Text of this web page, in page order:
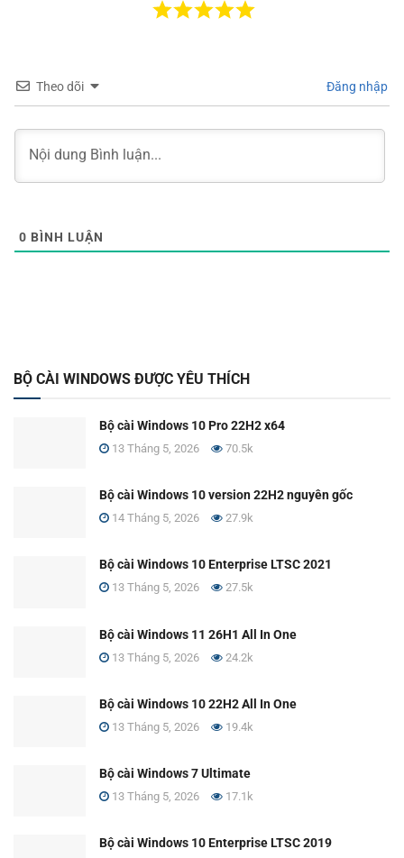
Theo dõi Đăng nhập
0 BÌNH LUẬN
BỘ CÀI WINDOWS ĐƯỢC YÊU THÍCH
Bộ cài Windows 10 Pro 22H2 x64
13 Tháng 5, 2026 70.5k
Bộ cài Windows 10 version 22H2 nguyên gốc
14 Tháng 5, 2026 27.9k
Bộ cài Windows 10 Enterprise LTSC 2021
13 Tháng 5, 2026 27.5k
Bộ cài Windows 11 26H1 All In One
13 Tháng 5, 2026 24.2k
Bộ cài Windows 10 22H2 All In One
13 Tháng 5, 2026 19.4k
Bộ cài Windows 7 Ultimate
13 Tháng 5, 2026 17.1k
Bộ cài Windows 10 Enterprise LTSC 2019